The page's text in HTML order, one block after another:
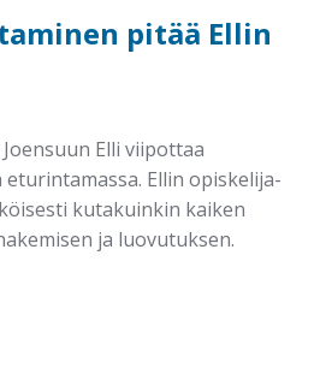
pitää Ellin
Elli viipottaa
Ellin opiskelija-
kutakuinkin kaiken
ja luovutuksen.